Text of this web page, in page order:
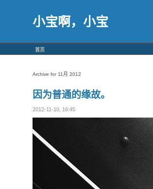
小宝啊，小宝
首页
Archive for 11月 2012
因为普通的缘故。
2012-11-10, 16:45